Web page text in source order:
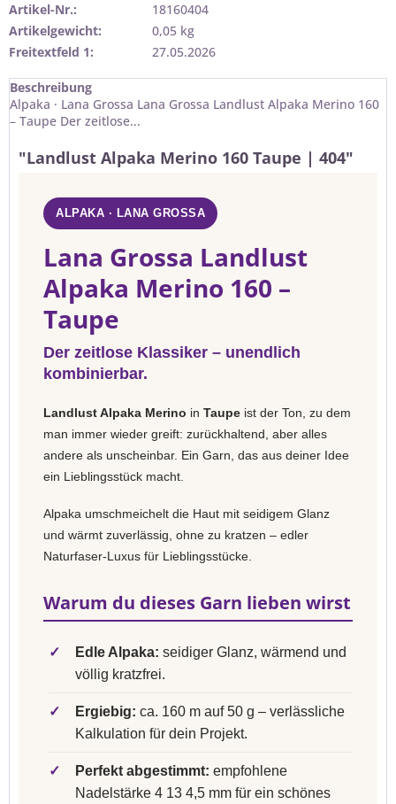
Artikel-Nr.:
18160404
Artikelgewicht:
0,05 kg
Freitextfeld 1:
27.05.2026
Beschreibung
Alpaka · Lana Grossa Lana Grossa Landlust Alpaka Merino 160
– Taupe Der zeitlose...
"Landlust Alpaka Merino 160 Taupe | 404"
ALPAKA · LANA GROSSA
Lana Grossa Landlust
Alpaka Merino 160 –
Taupe
Der zeitlose Klassiker – unendlich
kombinierbar.
Landlust Alpaka Merino in Taupe ist der Ton, zu dem
man immer wieder greift: zurückhaltend, aber alles
andere als unscheinbar. Ein Garn, das aus deiner Idee
ein Lieblingsstück macht.
Alpaka umschmeichelt die Haut mit seidigem Glanz
und wärmt zuverlässig, ohne zu kratzen – edler
Naturfaser-Luxus für Lieblingsstücke.
Warum du dieses Garn lieben wirst
✓ Edle Alpaka: seidiger Glanz, wärmend und
völlig kratzfrei.
✓ Ergiebig: ca. 160 m auf 50 g – verlässliche
Kalkulation für dein Projekt.
✓ Perfekt abgestimmt: empfohlene
Nadelstärke 4 13 4,5 mm für ein schönes